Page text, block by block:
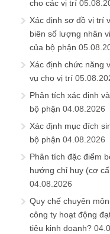
cho các vị trí
Xác định sơ đồ vị trí
biên số lượng nhân
của bộ phận
Xác định chức năng
vụ cho vị trí
Phân tích xác định
bộ phận 04.08.2026
Xác định mục đích
bộ phận 04.08.2026
Phân tích đặc điểm
hướng chỉ huy (cơ
04.08.2026
Quy chế chuyên
công ty hoạt động
tiêu kinh doanh?